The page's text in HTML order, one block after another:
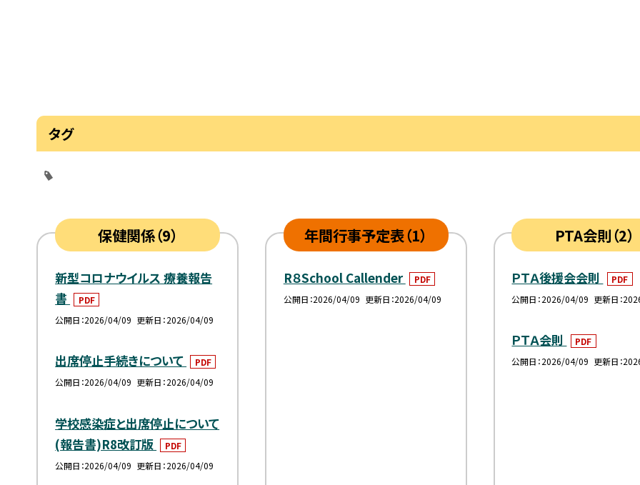
タグ
保健関係（9）
新型コロナウイルス 療養報告
書
PDF
公開日 2026/04/09 更新日 2026/04/09
出席停止手続きについて
PDF
公開日 2026/04/09 更新日 2026/04/09
学校感染症と出席停止について
(報告書)R8改訂版
PDF
公開日 2026/04/09 更新日 2026/04/09
年間行事予定表（1）
R８School Callender
PDF
公開日 2026/04/09 更新日 2026/04/09
PTA会則（2）
ＰＴＡ後援会会則
PDF
公開日 2026/04/09 更新日
ＰＴＡ会則
PDF
公開日 2026/04/09 更新日